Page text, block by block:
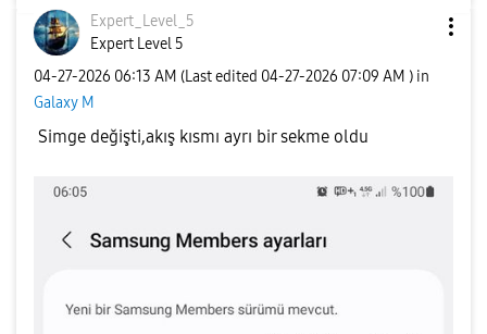
Expert_Level_5
Expert Level 5
‎04-27-2026 06:13 AM (Last edited ‎04-27-2026 07:09 AM ) in
Galaxy M
Simge değişti,akış kısmı ayrı bir sekme oldu